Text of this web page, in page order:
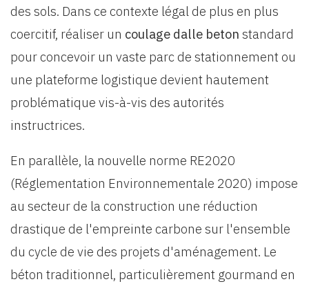
des sols. Dans ce contexte légal de plus en plus
coercitif, réaliser un coulage dalle beton standard
pour concevoir un vaste parc de stationnement ou
une plateforme logistique devient hautement
problématique vis-à-vis des autorités
instructrices.
En parallèle, la nouvelle norme RE2020
(Réglementation Environnementale 2020) impose
au secteur de la construction une réduction
drastique de l'empreinte carbone sur l'ensemble
du cycle de vie des projets d'aménagement. Le
béton traditionnel, particulièrement gourmand en